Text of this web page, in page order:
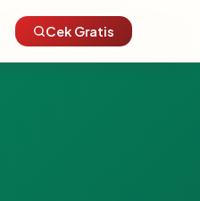
Cek Gratis